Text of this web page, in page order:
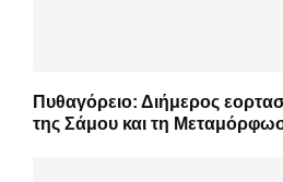
Πυθαγόρειο: Διήμερος
της Σάμου και τη